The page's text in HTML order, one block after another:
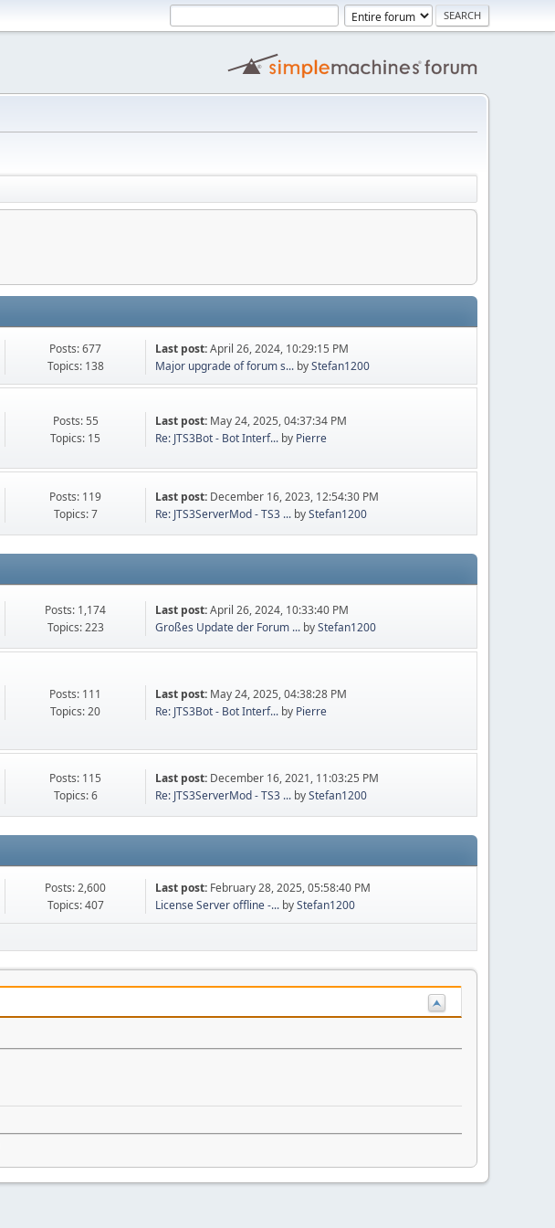
Posts: 677
Topics: 138
Last post:April 26, 2024, 10:29:15 PM
Major upgrade of forum s... byStefan1200
Posts: 55
Topics: 15
Last post: May 24, 2025, 04:37:34 PM
Re: JTS3Bot - Bot Interf... by Pierre
Posts: 119
Topics: 7
Last post: December 16, 2023, 12:54:30 PM
Re: JTS3ServerMod - TS3 ... byStefan1200
Posts: 1,174
Topics: 223
Last post:April 26, 2024, 10:33:40 PM
Großes Update der Forum ... byStefan1200
Posts: 111
Topics: 20
Last post: May 24, 2025, 04:38:28 PM
Re: JTS3Bot - Bot Interf... by Pierre
Posts: 115
Topics: 6
Last post: December 16, 2021, 11:03:25 PM
Re: JTS3ServerMod - TS3 ... byStefan1200
Posts: 2,600
Topics: 407
Last post: February 28, 2025, 05:58:40 PM
License Server offline -... byStefan1200